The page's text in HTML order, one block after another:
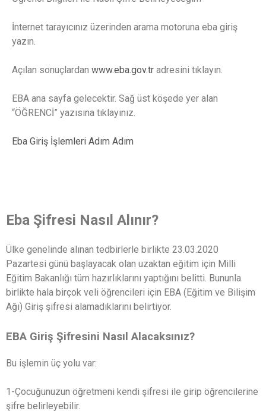
İnternet tarayıcınız üzerinden arama motoruna eba giriş
yazın.
Açılan sonuçlardan www.eba.gov.tr adresini tıklayın.
EBA ana sayfa gelecektir. Sağ üst köşede yer alan
“ÖĞRENCİ” yazısına tıklayınız.
Eba Giriş İşlemleri Adım Adım
Eba Şifresi Nasıl Alınır?
Ülke genelinde alınan tedbirlerle birlikte 23.03.2020
Pazartesi günü başlayacak olan uzaktan eğitim için Milli
Eğitim Bakanlığı tüm hazırlıklarını yaptığını belitti. Bununla
birlikte hala birçok veli öğrencileri için EBA (Eğitim ve Bilişim
Ağı) Giriş şifresi alamadıklarını belirtiyor.
EBA Giriş Şifresini Nasıl Alacaksınız?
Bu işlemin üç yolu var:
1-Çocuğunuzun öğretmeni kendi şifresi ile girip öğrencilerine
şifre belirleyebilir.